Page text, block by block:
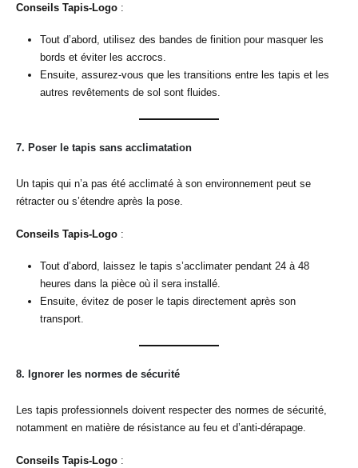
Conseils Tapis-Logo :
Tout d’abord, utilisez des bandes de finition pour masquer les
bords et éviter les accrocs.
Ensuite, assurez-vous que les transitions entre les tapis et les
autres revêtements de sol sont fluides.
7. Poser le tapis sans acclimatation
Un tapis qui n’a pas été acclimaté à son environnement peut se
rétracter ou s’étendre après la pose.
Conseils Tapis-Logo :
Tout d’abord, laissez le tapis s’acclimater pendant 24 à 48
heures dans la pièce où il sera installé.
Ensuite, évitez de poser le tapis directement après son
transport.
8. Ignorer les normes de sécurité
Les tapis professionnels doivent respecter des normes de sécurité,
notamment en matière de résistance au feu et d’anti-dérapage.
Conseils Tapis-Logo :